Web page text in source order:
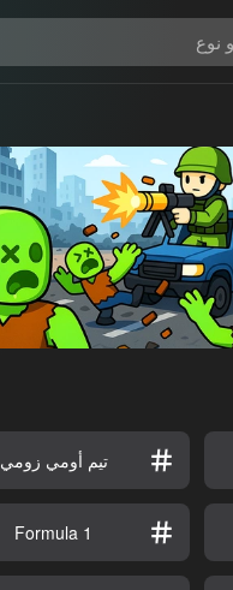
تيم أومي زومي
Formula 1